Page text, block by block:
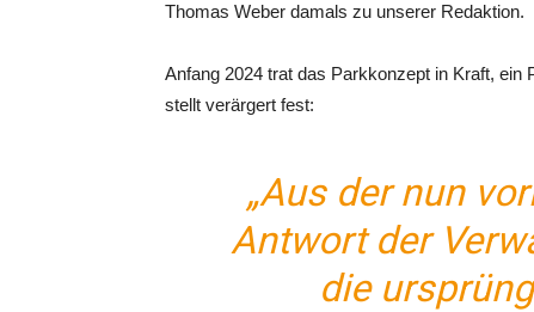
Thomas Weber damals zu unserer Redaktion.
Anfang 2024 trat das Parkkonzept in Kraft,
stellt verärgert fest:
„Aus der nun
Antwort der
die